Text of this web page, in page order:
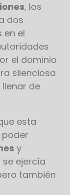
, los
dos
en el
el dominio
silenciosa
de
esta
y
se ejercía
también